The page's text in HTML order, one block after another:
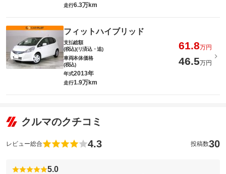
走行6.3万km
フィットハイブリッド
支払総額
(税込)(リ済込・追)
61.8万円
車両本体価格
(税込)
46.5万円
年式2013年
走行1.9万km
クルマのクチコミ
レビュー総合 4.3 投稿数30
5.0